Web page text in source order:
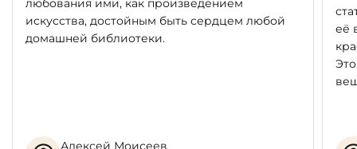
любования ими, как произведением
искусства, достойным быть сердцем любой
домашней библиотеки.
Алексей Моисеев
её